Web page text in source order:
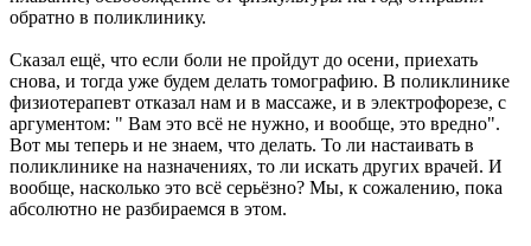
обратно в поликлинику.
Сказал ещё, что если боли не пройдут до осени, приехать
снова, и тогда уже будем делать томографию. В поликлинике
физиотерапевт отказал нам и в массаже, и в электрофорезе, с
аргументом: " Вам это всё не нужно, и вообще, это вредно".
Вот мы теперь и не знаем, что делать. То ли настаивать в
поликлинике на назначениях, то ли искать других врачей. И
вообще, насколько это всё серьёзно? Мы, к сожалению, пока
абсолютно не разбираемся в этом.